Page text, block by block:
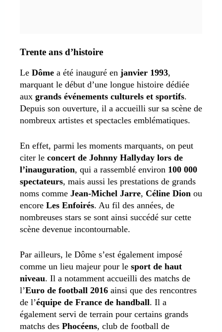
Trente ans d’histoire
Le Dôme a été inauguré en janvier 1993,
marquant le début d’une longue histoire dédiée
aux grands événements culturels et sportifs.
Depuis son ouverture, il a accueilli sur sa scène de
nombreux artistes et spectacles emblématiques.
En effet, parmi les moments marquants, on peut
citer le concert de Johnny Hallyday lors de
l’inauguration, qui a rassemblé environ 100 000
spectateurs, mais aussi les prestations de grands
noms comme Jean-Michel Jarre, Céline Dion ou
encore Les Enfoirés. Au fil des années, de
nombreuses stars se sont ainsi succédé sur cette
scène devenue incontournable.
Par ailleurs, le Dôme s’est également imposé
comme un lieu majeur pour le sport de haut
niveau. Il a notamment accueilli des matchs de
l’Euro de football 2016 ainsi que des rencontres
de l’équipe de France de handball. Il a
également servi de terrain pour certains grands
matchs des Phocéens, club de football de